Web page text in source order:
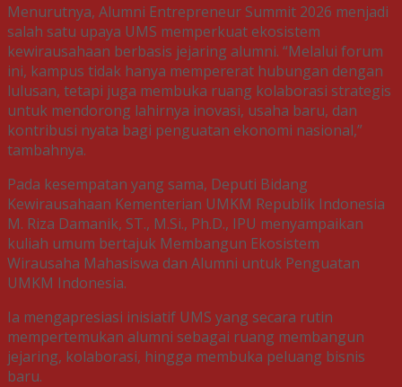
Menurutnya, Alumni Entrepreneur Summit 2026 menjadi
salah satu upaya UMS memperkuat ekosistem
kewirausahaan berbasis jejaring alumni. “Melalui forum
ini, kampus tidak hanya mempererat hubungan dengan
lulusan, tetapi juga membuka ruang kolaborasi strategis
untuk mendorong lahirnya inovasi, usaha baru, dan
kontribusi nyata bagi penguatan ekonomi nasional,”
tambahnya.
Pada kesempatan yang sama, Deputi Bidang
Kewirausahaan Kementerian UMKM Republik Indonesia
M. Riza Damanik, ST., M.Si., Ph.D., IPU menyampaikan
kuliah umum bertajuk Membangun Ekosistem
Wirausaha Mahasiswa dan Alumni untuk Penguatan
UMKM Indonesia.
Ia mengapresiasi inisiatif UMS yang secara rutin
mempertemukan alumni sebagai ruang membangun
jejaring, kolaborasi, hingga membuka peluang bisnis
baru.